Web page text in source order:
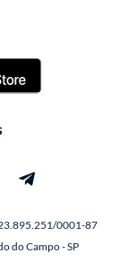
0001-87
do Campo - SP